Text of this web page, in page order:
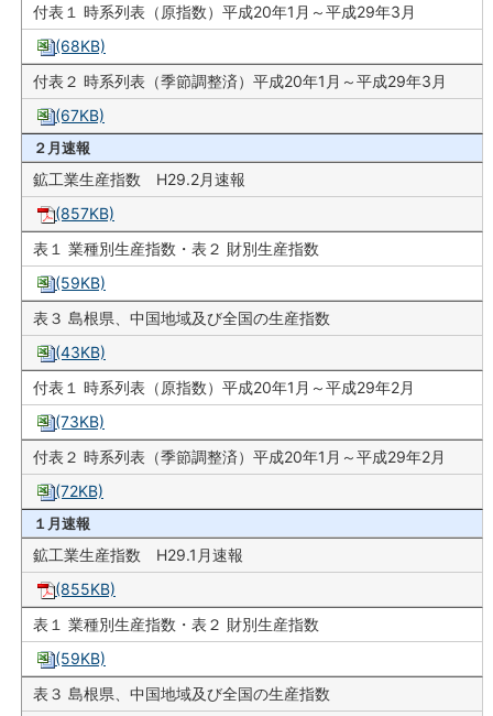
付表１ 時系列表（原指数）平成20年1月～平成29年3月
(68KB)
付表２ 時系列表（季節調整済）平成20年1月～平成29年3月
(67KB)
２月速報
鉱工業生産指数 H29.2月速報
(857KB)
表１ 業種別生産指数・表２ 財別生産指数
(59KB)
表３ 島根県、中国地域及び全国の生産指数
(43KB)
付表１ 時系列表（原指数）平成20年1月～平成29年2月
(73KB)
付表２ 時系列表（季節調整済）平成20年1月～平成29年2月
(72KB)
１月速報
鉱工業生産指数 H29.1月速報
(855KB)
表１ 業種別生産指数・表２ 財別生産指数
(59KB)
表３ 島根県、中国地域及び全国の生産指数